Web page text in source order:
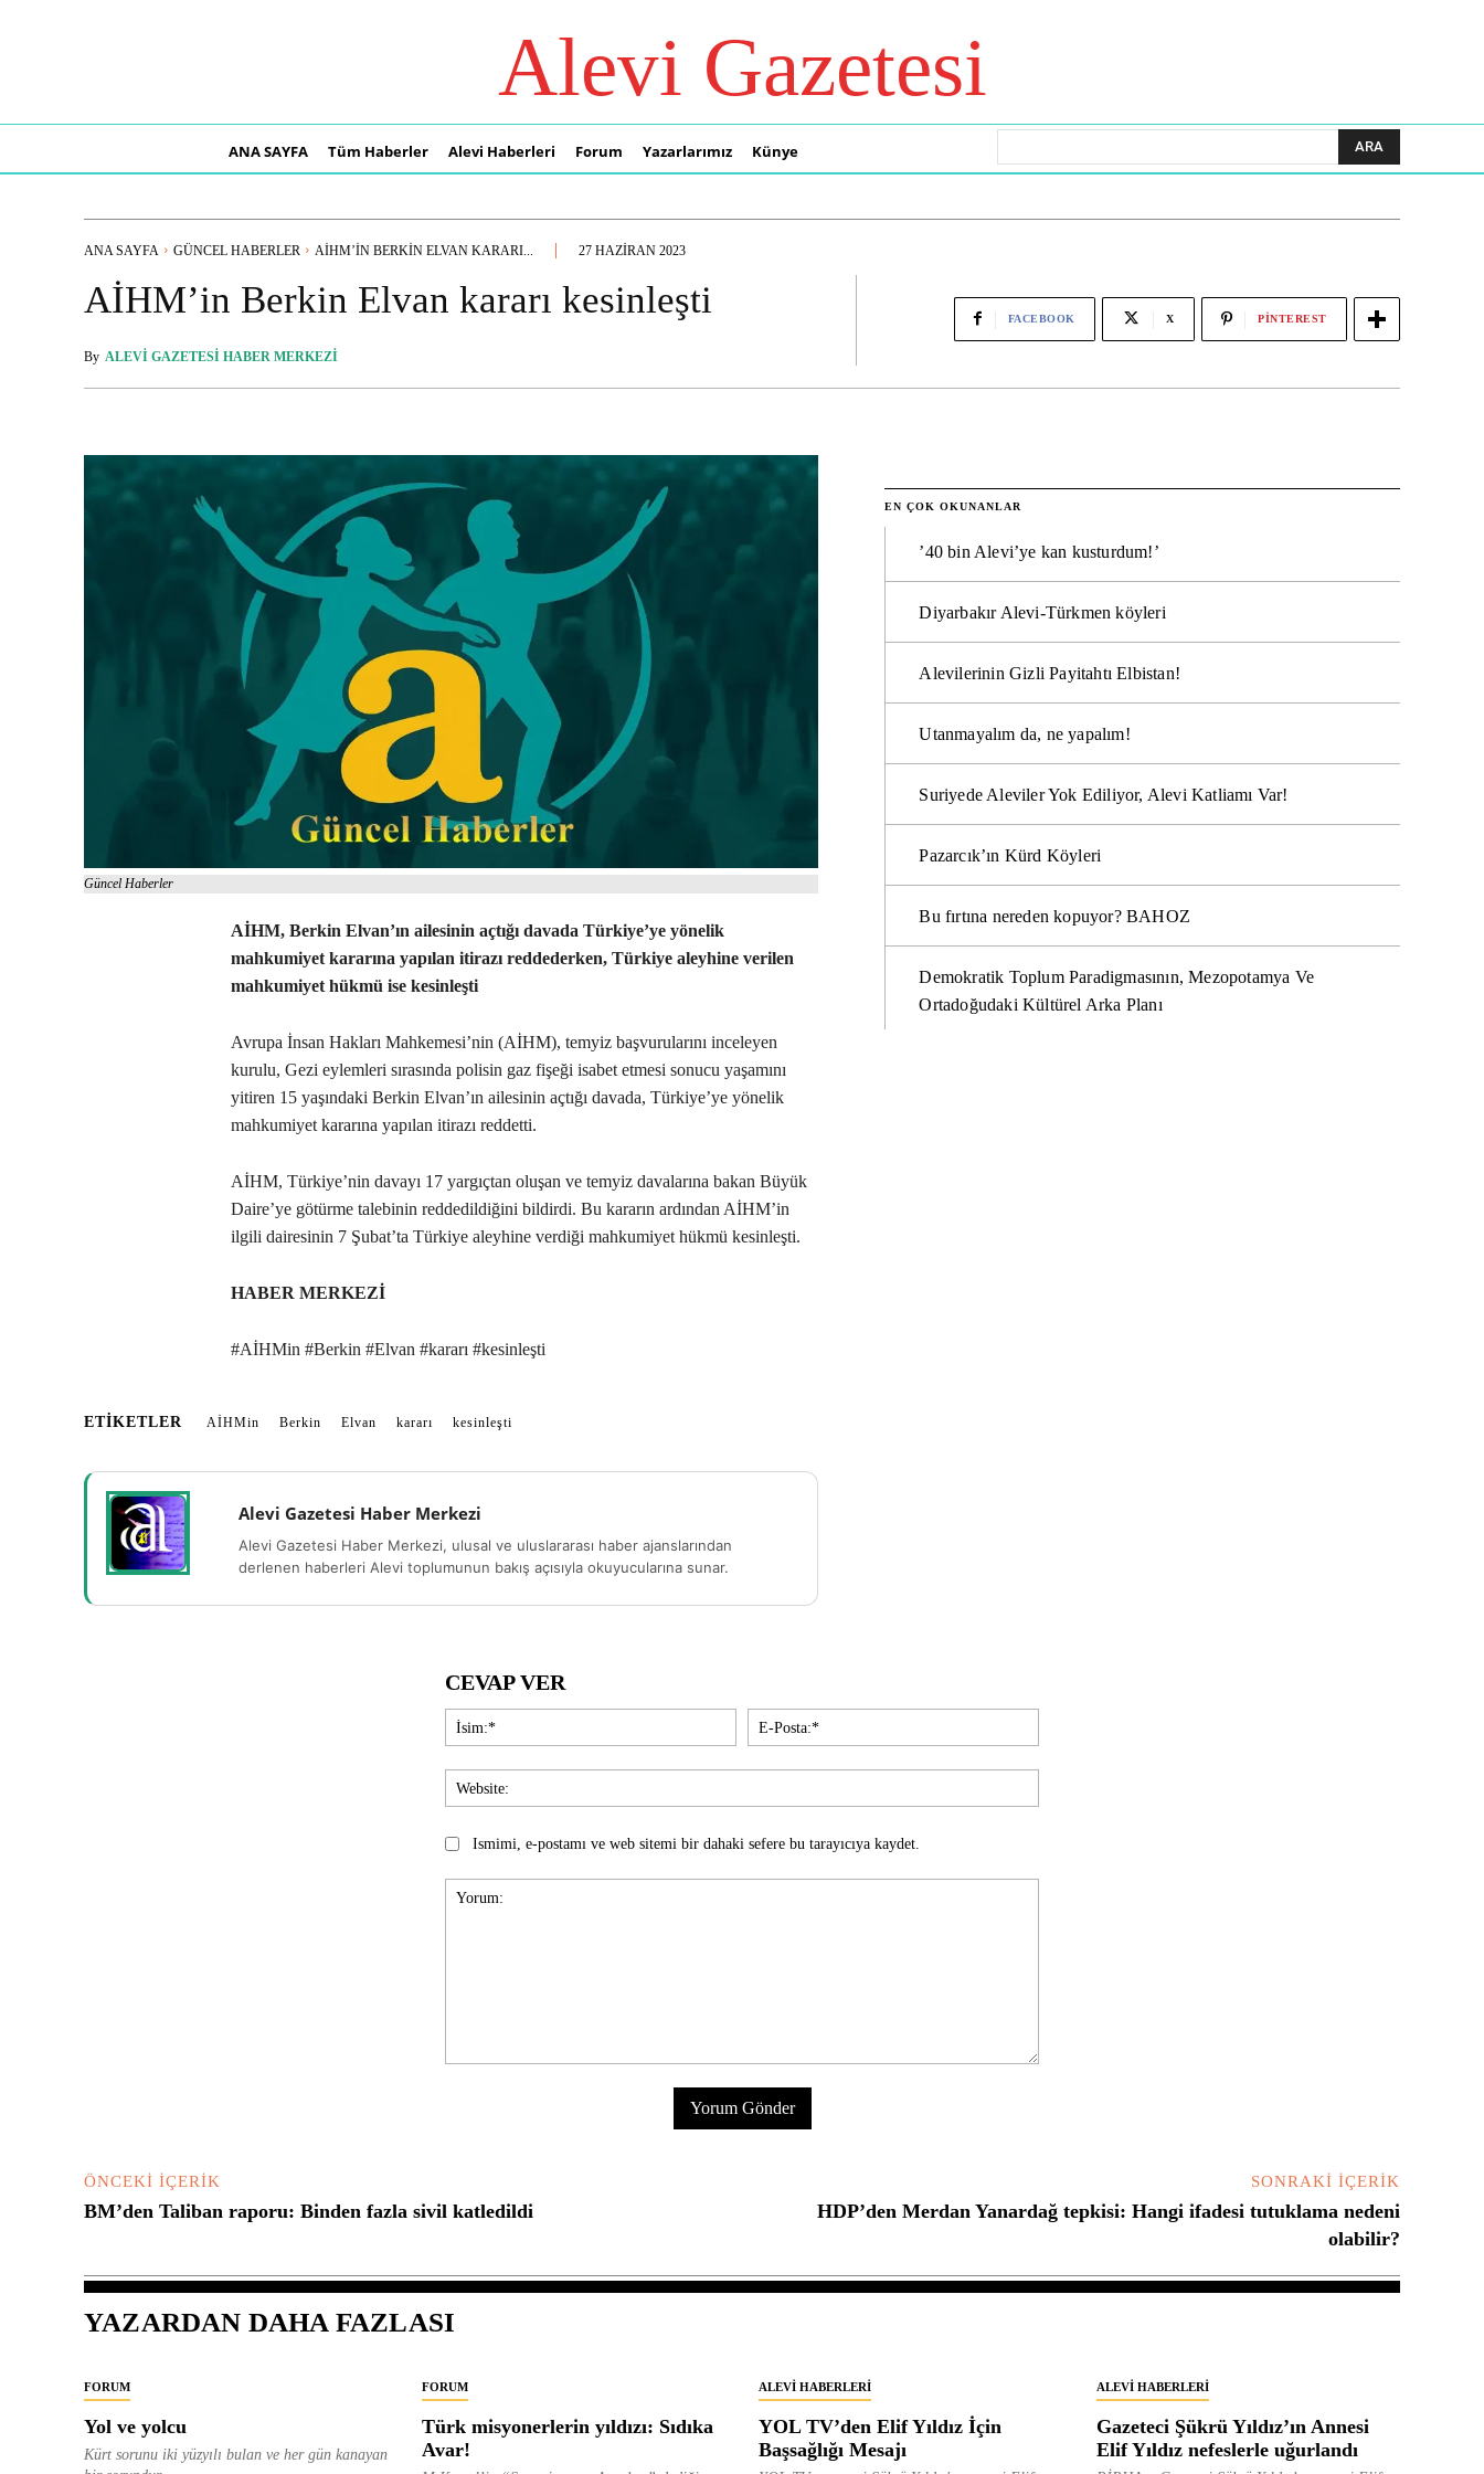
Alevi Gazetesi
ANA SAYFA Tüm Haberler Alevi Haberleri Forum Yazarlarımız Künye ARA
ANA SAYFA GÜNCEL HABERLER AİHM’IN BERKIN ELVAN KARARI... 27 HAZIRAN 2023
AİHM’in Berkin Elvan kararı kesinleşti
By ALEVI GAZETESI HABER MERKEZI
FACEBOOK X PINTEREST
Güncel Haberler
AİHM, Berkin Elvan’ın ailesinin açtığı davada Türkiye’ye yönelik
mahkumiyet kararına yapılan itirazı reddederken, Türkiye aleyhine verilen
mahkumiyet hükmü ise kesinleşti
Avrupa İnsan Hakları Mahkemesi’nin (AİHM), temyiz başvurularını inceleyen
kurulu, Gezi eylemleri sırasında polisin gaz fişeği isabet etmesi sonucu yaşamını
yitiren 15 yaşındaki Berkin Elvan’ın ailesinin açtığı davada, Türkiye’ye yönelik
mahkumiyet kararına yapılan itirazı reddetti.
AİHM, Türkiye’nin davayı 17 yargıçtan oluşan ve temyiz davalarına bakan Büyük
Daire’ye götürme talebinin reddedildiğini bildirdi. Bu kararın ardından AİHM’in
ilgili dairesinin 7 Şubat’ta Türkiye aleyhine verdiği mahkumiyet hükmü kesinleşti.
HABER MERKEZİ
#AİHMin #Berkin #Elvan #kararı #kesinleşti
ETIKETLER AİHMin Berkin Elvan kararı kesinleşti
Alevi Gazetesi Haber Merkezi
Alevi Gazetesi Haber Merkezi, ulusal ve uluslararası haber ajanslarından
derlenen haberleri Alevi toplumunun bakış açısıyla okuyucularına sunar.
EN ÇOK OKUNANLAR
’40 bin Alevi’ye kan kusturdum!’
Diyarbakır Alevi-Türkmen köyleri
Alevilerinin Gizli Payitahtı Elbistan!
Utanmayalım da, ne yapalım!
Suriyede Aleviler Yok Ediliyor, Alevi Katliamı Var!
Pazarcık’ın Kürd Köyleri
Bu fırtına nereden kopuyor? BAHOZ
Demokratik Toplum Paradigmasının, Mezopotamya Ve
Ortadoğudaki Kültürel Arka Planı
CEVAP VER
İsim:*
Posta:*
Ismimi, e-postamı ve web sitemi bir dahaki sefere bu tarayıcıya kaydet.
ÖNCEKI İÇERIK
BM’den Taliban raporu: Binden fazla sivil katledildi
SONRAKI İÇERIK
HDP’den Merdan Yanardağ tepkisi: Hangi ifadesi tutuklama nedeni
olabilir?
YAZARDAN DAHA FAZLASI
FORUM
Yol ve yolcu
Kürt sorunu iki yüzyılı bulan ve her gün kanayan
FORUM
Türk misyonerlerin yıldızı: Sıdıka
Avar!
ALEVI HABERLERI
YOL TV’den Elif Yıldız İçin
Başsağlığı Mesajı
ALEVI HABERLERI
Gazeteci Şükrü Yıldız’ın Annesi
Elif Yıldız nefeslerle uğurlandı